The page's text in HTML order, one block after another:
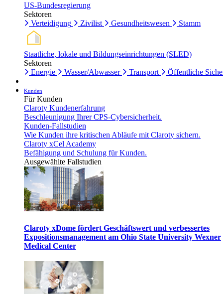
US-Bundesregierung
Sektoren
Verteidigung
Zivilist Gesundheitswesen Stamm
Staatliche, lokale und Bildungseinrichtungen (SLED)
Sektoren
Energie
Wasser/Abwasser Transport Öffentliche
Kunden
Für Kunden
Claroty Kundenerfahrung
Beschleunigung Ihrer CPS-Cybersicherheit.
Kunden-Fallstudien
Wie Kunden ihre kritischen Abläufe mit Claroty sichern.
Claroty xCel Academy
Befähigung und Schulung für Kunden.
Ausgewählte Fallstudien
Claroty xDome fördert Geschäftswert und verbessertes
Expositionsmanagement am Ohio State University Wexner
Medical Center